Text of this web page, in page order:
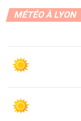
MÉTÉO À LYON